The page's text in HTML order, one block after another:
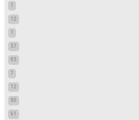
1
12
1
57
83
7
12
80
61